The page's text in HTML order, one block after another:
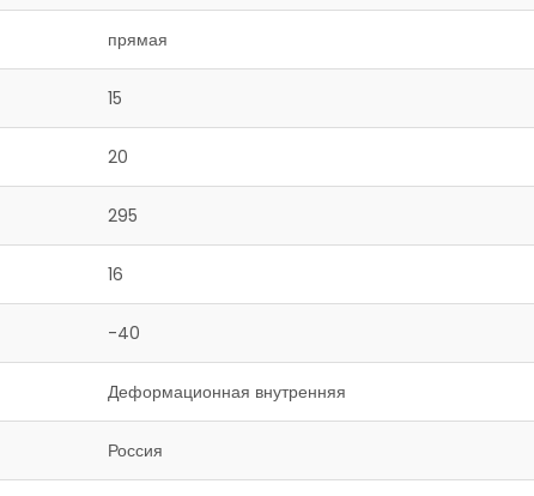
прямая
15
20
295
16
-40
Деформационная внутренняя
Россия